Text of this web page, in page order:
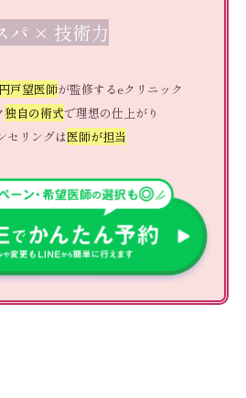
パ × 技術力
戸望医師が監修するeクリニック
独自の術式で理想の仕上がり
セリングは医師が担当